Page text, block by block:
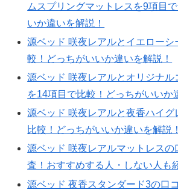
ムスプリングマットレスを9項目
いか違いを解説！
源ベッド 咲夜レアルとイエローシ
較！どっちがいいか違いを解説！
源ベッド 咲夜レアルとオリジナル
を14項目で比較！どっちがいいか
源ベッド 咲夜レアルと夜香ハイ
比較！どっちがいいか違いを解説！
源ベッド 咲夜レアルマットレスの
査！おすすめする人・しない人も
源ベッド 夜香スタンダード3の口